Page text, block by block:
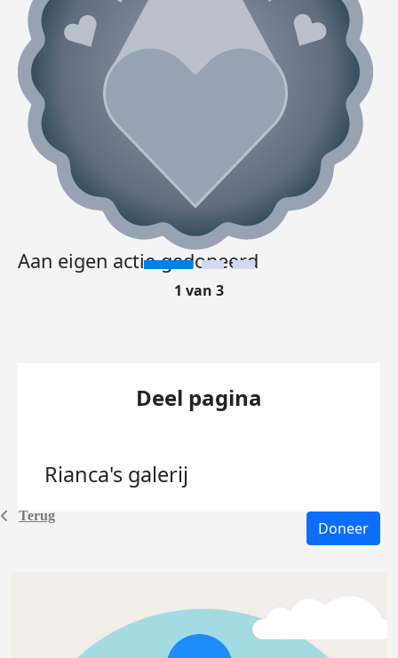
Terug
Aan eigen actie gedoneerd
1 van 3
Deel pagina
Rianca's galerij
Doneer